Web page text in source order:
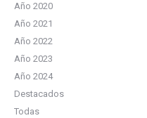
Año 2020
Año 2021
Año 2022
Año 2023
Año 2024
Destacados
Todas